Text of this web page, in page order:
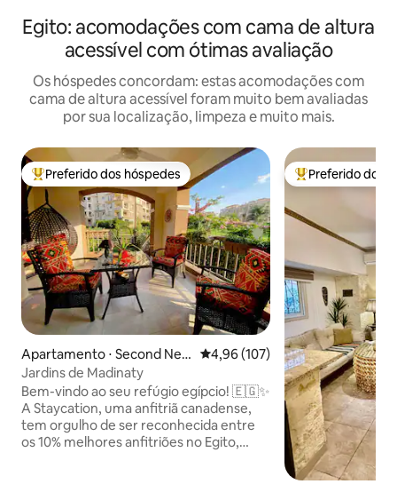
Egito: acomodações com cama de altura
acessível com ótimas avaliação
Os hóspedes concordam: estas acomodações com
cama de altura acessível foram muito bem avaliadas
por sua localização, limpeza e muito mais.
Entre os melhores preferidos dos hóspedes
Preferido dos hóspedes
Apartamento ⋅ Second New
Cairo
4,96 de uma avaliação média de
4,96 (107)
Jardins de Madinaty
Bem-vindo ao seu refúgio egípcio! 🇪🇬✨
A Staycation, uma anfitriã canadense,
tem orgulho de ser reconhecida entre
os 10% melhores anfitriões no Egito,
Entre os
Preferido dos